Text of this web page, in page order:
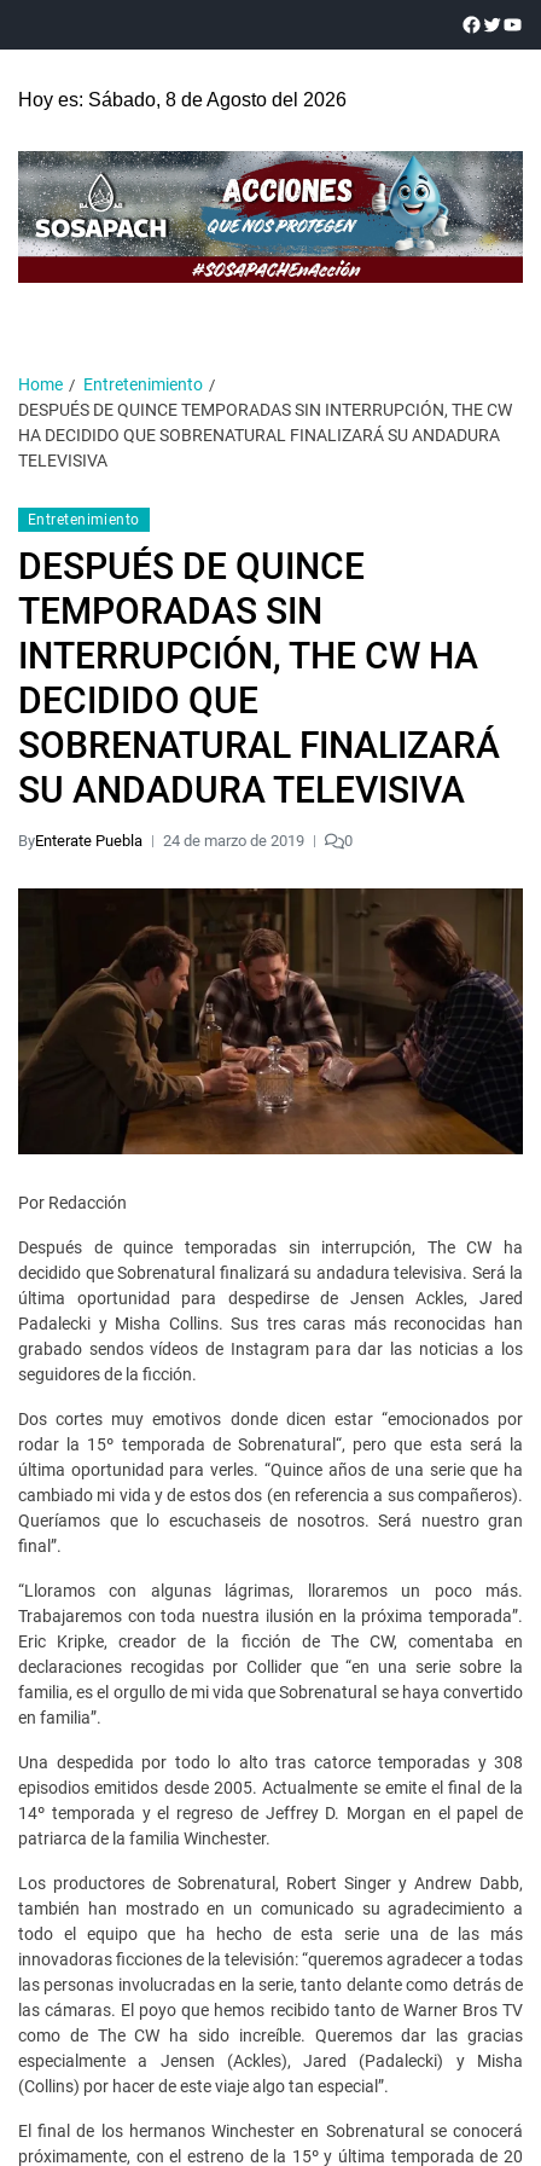
Hoy es: Sábado, 8 de Agosto del 2026
Home
Entretenimiento
DESPUÉS DE QUINCE TEMPORADAS SIN INTERRUPCIÓN, THE CW
HA DECIDIDO QUE SOBRENATURAL FINALIZARÁ SU ANDADURA
TELEVISIVA
Entretenimiento
DESPUÉS DE QUINCE
TEMPORADAS SIN
INTERRUPCIÓN, THE CW HA
DECIDIDO QUE
SOBRENATURAL FINALIZARÁ
SU ANDADURA TELEVISIVA
ByEnterate Puebla 24 de marzo de 2019 0
Por Redacción
Después de quince temporadas sin interrupción, The CW ha
decidido que Sobrenatural finalizará su andadura televisiva. Será la
última oportunidad para despedirse de Jensen Ackles, Jared
Padalecki y Misha Collins. Sus tres caras más reconocidas han
grabado sendos vídeos de Instagram para dar las noticias a los
seguidores de la ficción.
Dos cortes muy emotivos donde dicen estar “emocionados por
rodar la 15º temporada de Sobrenatural“, pero que esta será la
última oportunidad para verles. “Quince años de una serie que ha
cambiado mi vida y de estos dos (en referencia a sus compañeros).
Queríamos que lo escuchaseis de nosotros. Será nuestro gran
final”.
“Lloramos con algunas lágrimas, lloraremos un poco más.
Trabajaremos con toda nuestra ilusión en la próxima temporada”.
Eric Kripke, creador de la ficción de The CW, comentaba en
declaraciones recogidas por Collider que “en una serie sobre la
familia, es el orgullo de mi vida que Sobrenatural se haya convertido
en familia”.
Una despedida por todo lo alto tras catorce temporadas y 308
episodios emitidos desde 2005. Actualmente se emite el final de la
14º temporada y el regreso de Jeffrey D. Morgan en el papel de
patriarca de la familia Winchester.
Los productores de Sobrenatural, Robert Singer y Andrew Dabb,
también han mostrado en un comunicado su agradecimiento a
todo el equipo que ha hecho de esta serie una de las más
innovadoras ficciones de la televisión: “queremos agradecer a todas
las personas involucradas en la serie, tanto delante como detrás de
las cámaras. El poyo que hemos recibido tanto de Warner Bros TV
como de The CW ha sido increíble. Queremos dar las gracias
especialmente a Jensen (Ackles), Jared (Padalecki) y Misha
(Collins) por hacer de este viaje algo tan especial”.
El final de los hermanos Winchester en Sobrenatural se conocerá
próximamente, con el estreno de la 15º y última temporada de 20